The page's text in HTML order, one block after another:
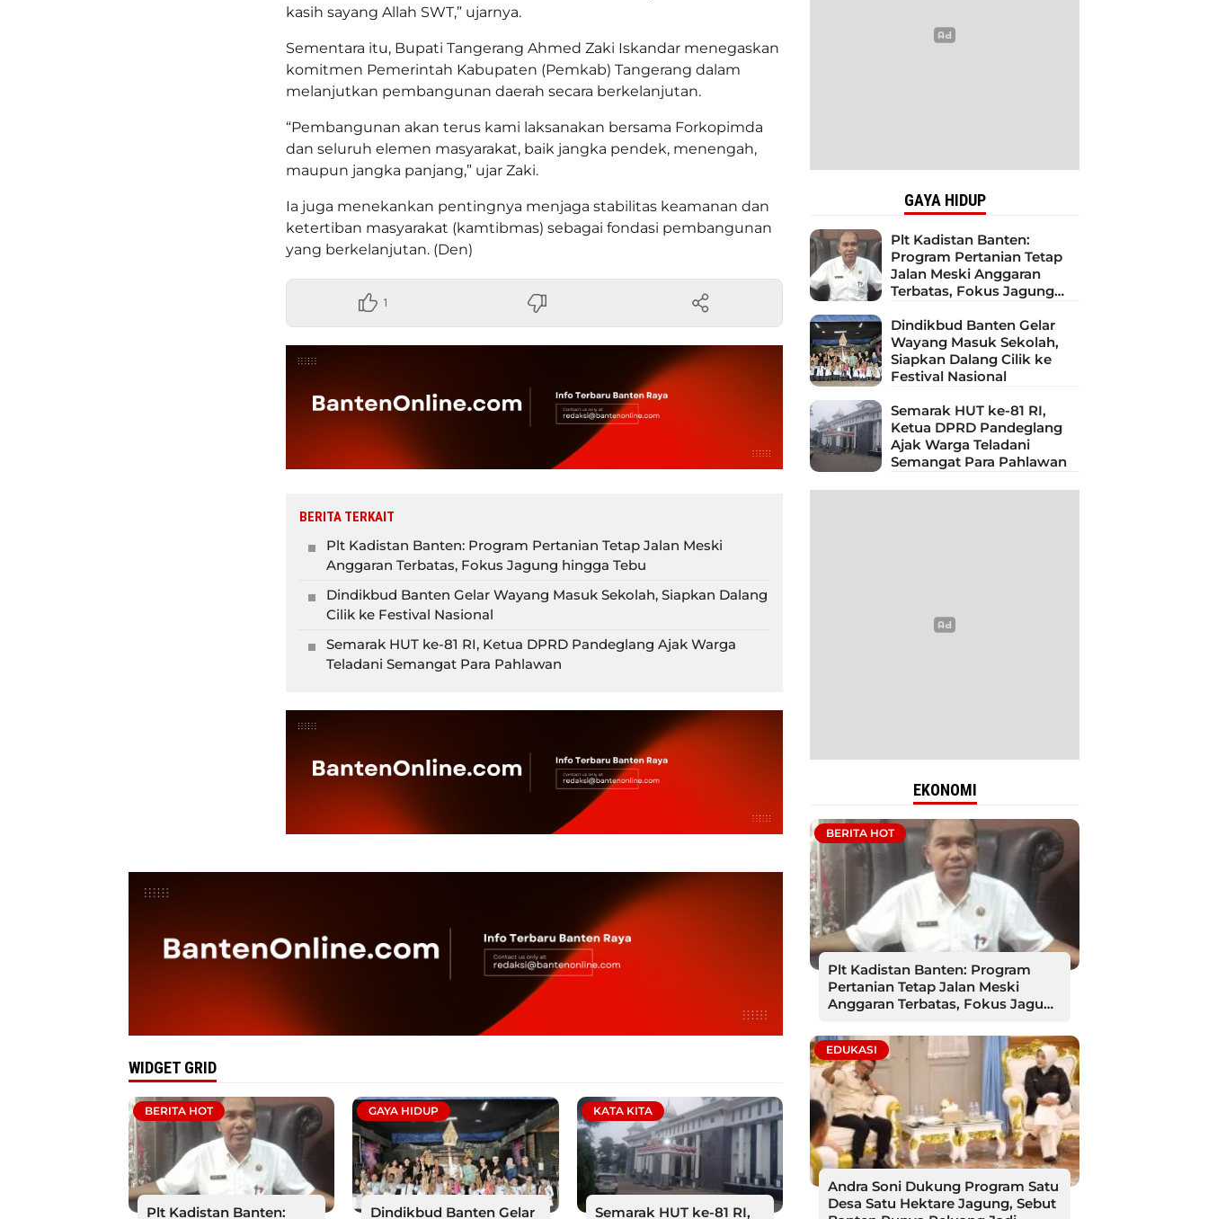
kasih sayang Allah SWT,” ujarnya.
Sementara itu, Bupati Tangerang Ahmed Zaki Iskandar menegaskan
komitmen Pemerintah Kabupaten (Pemkab) Tangerang dalam
melanjutkan pembangunan daerah secara berkelanjutan.
“Pembangunan akan terus kami laksanakan bersama Forkopimda
dan seluruh elemen masyarakat, baik jangka pendek, menengah,
maupun jangka panjang,” ujar Zaki.
Ia juga menekankan pentingnya menjaga stabilitas keamanan dan
ketertiban masyarakat (kamtibmas) sebagai fondasi pembangunan
yang berkelanjutan. (Den)
1
BERITA TERKAIT
Plt Kadistan Banten: Program Pertanian Tetap Jalan Meski
Anggaran Terbatas, Fokus Jagung hingga Tebu
Dindikbud Banten Gelar Wayang Masuk Sekolah, Siapkan Dalang
Cilik ke Festival Nasional
Semarak HUT ke-81 RI, Ketua DPRD Pandeglang Ajak Warga
Teladani Semangat Para Pahlawan
WIDGET GRID
BERITA HOT
Plt Kadistan Banten:
GAYA HIDUP
Dindikbud Banten Gelar
KATA KITA
Semarak HUT ke-81 RI,
GAYA HIDUP
Plt Kadistan Banten:
Program Pertanian Tetap
Jalan Meski Anggaran
Terbatas, Fokus Jagung
Dindikbud Banten Gelar
Wayang Masuk Sekolah,
Siapkan Dalang Cilik ke
Festival Nasional
Semarak HUT ke-81 RI,
Ketua DPRD Pandeglang
Ajak Warga Teladani
Semangat Para Pahlawan
EKONOMI
BERITA HOT
Plt Kadistan Banten: Program
Pertanian Tetap Jalan Meski
Anggaran Terbatas, Fokus Jagung
EDUKASI
Andra Soni Dukung Program Satu
Desa Satu Hektare Jagung, Sebut